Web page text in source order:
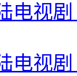
电视
电视